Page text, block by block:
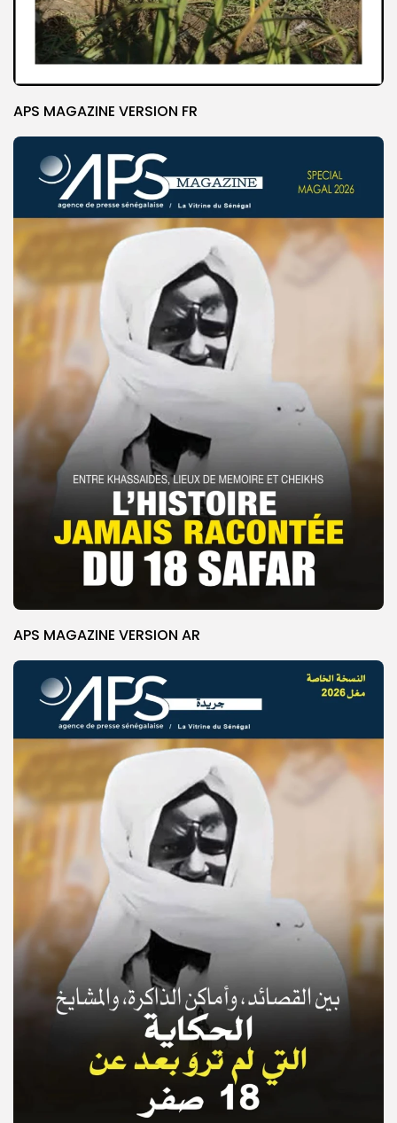
© Copyright 2025, APS
APS MAGAZINE VERSION FR
APS MAGAZINE VERSION AR